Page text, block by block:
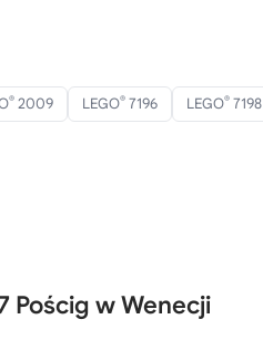
® 2009 LEGO® 7196 LEGO® 7198
Pościg w Wenecji